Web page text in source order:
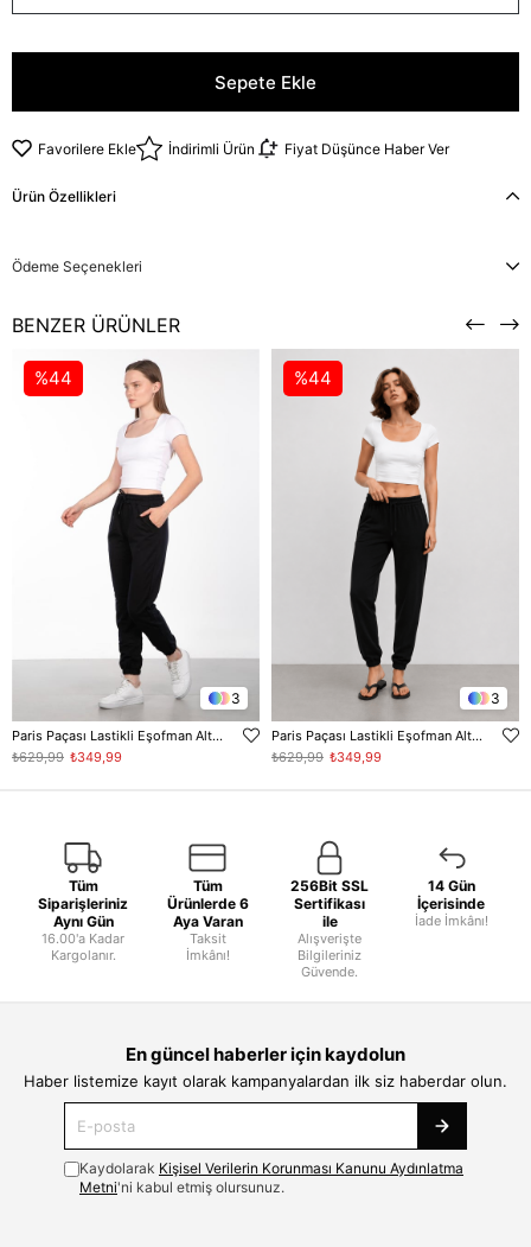
Favorilere Ekle İndirimli Ürün Fiyat Düşünce Haber Ver
Ürün Özellikleri
Ödeme Seçenekleri
BENZER ÜRÜNLER
3
Paris Paçası Lastikli Eşofman Altı - Lacivert
₺349,99
₺629,99
%44
3
Paris Paçası Lastikli Eşofman Altı - Siyah
₺349,99
₺629,99
%44
Tüm
Siparişleriniz
Aynı Gün
16.00'a Kadar
Kargolanır.
Tüm
Ürünlerde 6
Aya Varan
Taksit
İmkânı!
256Bit SSL
Sertifikası
ile
Alışverişte
Bilgileriniz
Güvende.
14 Gün
İçerisinde
İade İmkânı!
En güncel haberler için kaydolun
Haber listemize kayıt olarak kampanyalardan ilk siz haberdar olun.
Kaydolarak Kişisel Verilerin Korunması Kanunu Aydınlatma
Metni'ni kabul etmiş olursunuz.